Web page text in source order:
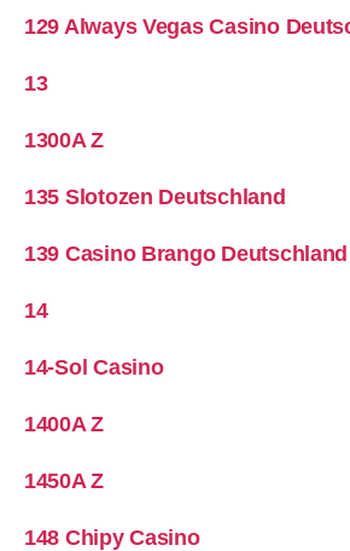
129 Always Vegas Casino
13
1300A Z
135 Slotozen Deutschland
139 Casino Brango Deutschland
14
14-Sol Casino
1400A Z
1450A Z
148 Chipy Casino